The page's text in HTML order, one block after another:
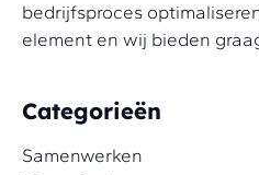
bedrijfsproces
element en wij bieden
Categorieën
Samenwerken